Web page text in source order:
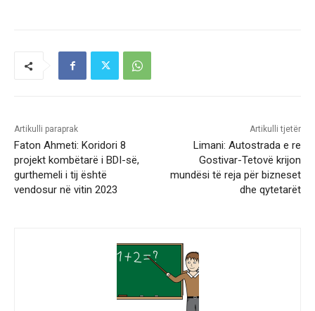
Artikulli paraprak
Faton Ahmeti: Koridori 8
projekt kombëtarë i BDI-së,
gurthemeli i tij është
vendosur në vitin 2023
Artikulli tjetër
Limani: Autostrada e re
Gostivar-Tetovë krijon
mundësi të reja për bizneset
dhe qytetarët